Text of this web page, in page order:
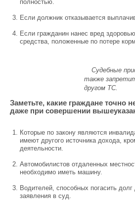
полностью.
Если должник отказывается
Если гражданин нанес вред
средства, положенные по потере
Судебные
также
другом ТС.
Заметьте, какие граждане точно
даже при совершении
Которые по закону являются
имеют другого источника дохода,
деятельности.
Автомобилистов отдаленных
необходимо иметь машину.
Водителей, способных погасить долг
заявления в суд.